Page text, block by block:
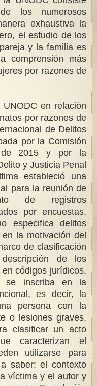
los numerosos
exhaustiva la
el estudio de los
y la familia es
comprensión más
por razones de
en relación
por razones de
de Delitos
por la Comisión
de 2015 y por la
y Justicia Penal
estableció una
para la reunión de
de registros
por encuestas.
especifica delitos
la motivación del
de clasificación
de los
códigos jurídicos.
se inscriba en la
es decir, la
persona con la
o lesiones graves.
clasificar un acto
caracterizan el
utilizarse para
saber: el contexto
víctima y el autor y